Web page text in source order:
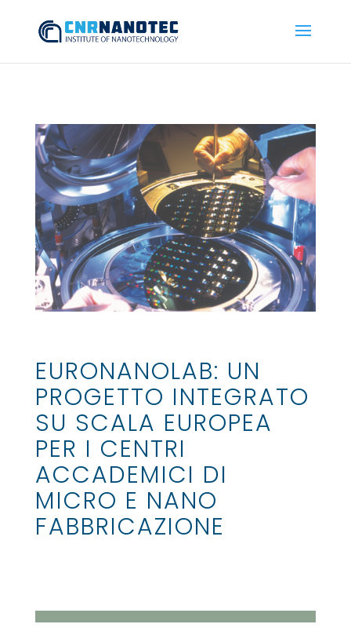
EURONANOLAB: UN
PROGETTO INTEGRATO
SU SCALA EUROPEA
PER I CENTRI
ACCADEMICI DI
MICRO E NANO
FABBRICAZIONE